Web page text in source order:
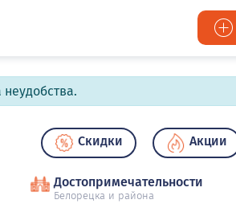
Скидки Акции
Достопримечательности
Белорецка и района